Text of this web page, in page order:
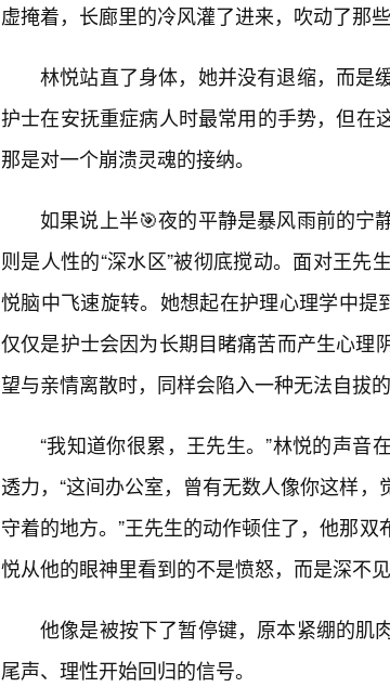
虚掩着，长廊里的冷风灌了进来，吹动了那
林悦站直了身体，她并没有退缩，而是
护士在安抚重症病人时最常用的手势，但
那是对一个崩溃灵魂的接纳。
如果说上半🎯夜的平静是暴风雨前的宁
则是人性的“深水区”被彻底搅动。面对王
悦脑中飞速旋转。她想起在护理心理学中提
仅仅是护士会因为长期目睹痛苦而产生心理
望与亲情离散时，同样会陷入一种无法自拔的
“我知道你很累，王先生。”林悦的声音
透力，“这间办公室，曾有无数人像你这样
守着的地方。”王先生的动作顿住了，他那
悦从他的眼神里看到的不是愤怒，而是深不见
他像是被按下了暂停键，原本紧绷的肌
尾声、理性开始回归的信号。